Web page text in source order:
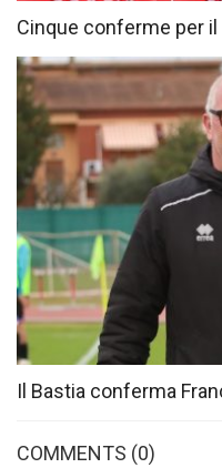
Cinque conferme per il
Il Bastia conferma
COMMENTS (0)